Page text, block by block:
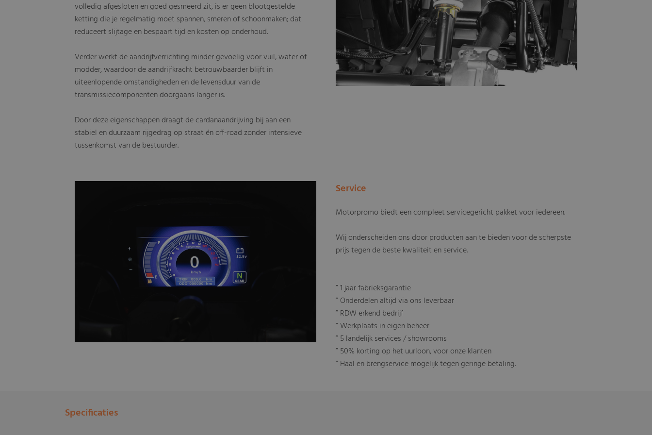
volledig afgesloten en goed gesmeerd zit, is er geen blootgestelde
ketting die je regelmatig moet spannen, smeren of schoonmaken; dat
reduceert slijtage en bespaart tijd en kosten op onderhoud.
Verder werkt de aandrijfverrichting minder gevoelig voor vuil, water of
modder, waardoor de aandrijfkracht betrouwbaarder blijft in
uiteenlopende omstandigheden en de levensduur van de
transmissiecomponenten doorgaans langer is.
Door deze eigenschappen draagt de cardanaandrijving bij aan een
stabiel en duurzaam rijgedrag op straat én off-road zonder intensieve
tussenkomst van de bestuurder.
Service
Motorpromo biedt een compleet servicegericht pakket voor iedereen.
Wij onderscheiden ons door producten aan te bieden voor de scherpste
prijs tegen de beste kwaliteit en service.
” 1 jaar fabrieksgarantie
” Onderdelen altijd via ons leverbaar
” RDW erkend bedrijf
” Werkplaats in eigen beheer
” 5 landelijk services / showrooms
” 50% korting op het uurloon, voor onze klanten
” Haal en brengservice mogelijk tegen geringe betaling.
Specificaties